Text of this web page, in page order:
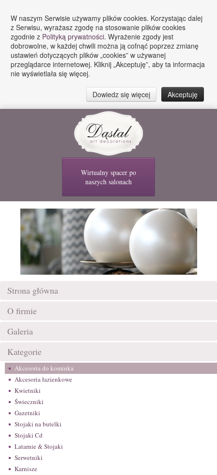
W naszym Serwisie używamy plików cookies. Korzystając dalej
z Serwisu, wyrażasz zgodę na stosowanie plików cookies
zgodnie z Polityką prywatności. Wyrażenie zgody jest
dobrowolne, w każdej chwili można ją cofnąć poprzez zmianę
ustawień dotyczących plików „cookies” w używanej
przeglądarce internetowej. Kliknij „Akceptuję”, aby ta informacja
nie wyświetlała się więcej.
Akceptuję
Dowiedz się więcej
Wirtualny spacer po
naszych salonach
Strona główna
O firmie
Galeria
Kategorie
Akcesoria do kominka
Akcesoria łazienkowe
Kwietniki
Świeczniki
Gazetniki
Stojaki na butelki
Stojaki Cd
Latarnie & Stojaki
Serwetniki
Karnisze